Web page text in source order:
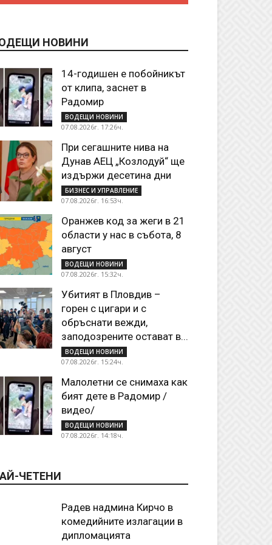
НОВИНИ
14-годишен е побойникът
от клипа, заснет в
Радомир
ВОДЕЩИ НОВИНИ
07.08.2026г. 17:26ч.
При сегашните нива на
Дунав АЕЦ „Козлодуй“ ще
издържи десетина дни
БИЗНЕС И УПРАВЛЕНИЕ
07.08.2026г. 16:53ч.
Оранжев код за жеги в 21
области у нас в събота, 8
август
ВОДЕЩИ НОВИНИ
07.08.2026г. 15:32ч.
Убитият в Пловдив –
горен с цигари и с
обръснати вежди,
заподозрените остават в...
ВОДЕЩИ НОВИНИ
07.08.2026г. 15:24ч.
Малолетни се снимаха как
бият дете в Радомир /
видео/
ВОДЕЩИ НОВИНИ
07.08.2026г. 14:18ч.
ЧЕТЕНИ
Радев надмина Кирчо в
комедийните излагации в
дипломацията